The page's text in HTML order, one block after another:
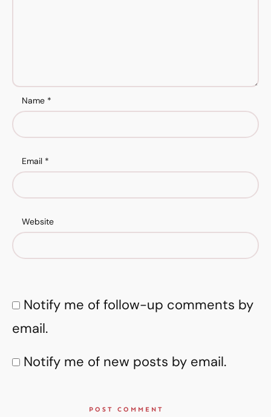
Name *
Email *
Website
Notify me of follow-up comments by
email.
Notify me of new posts by email.
POST COMMENT